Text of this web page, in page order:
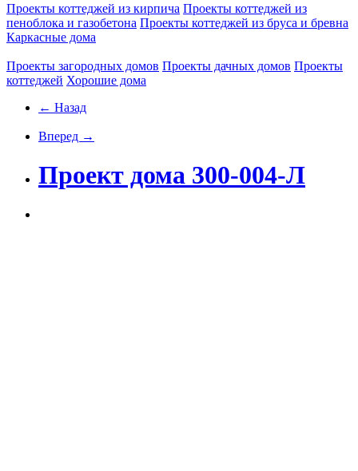
Проекты коттеджей из кирпича Проекты коттеджей из
пеноблока и газобетона Проекты коттеджей из бруса и бревна
Каркасные дома
Проекты загородных домов Проекты дачных домов Проекты
коттеджей Хорошие дома
← Назад
Вперед →
Проект дома 300-004-Л